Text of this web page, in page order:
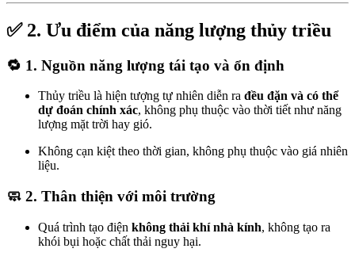
✅ 2. Ưu điểm của năng lượng thủy triều
🔁 1. Nguồn năng lượng tái tạo và ổn định
Thủy triều là hiện tượng tự nhiên diễn ra đều đặn và có thể
dự đoán chính xác, không phụ thuộc vào thời tiết như năng
lượng mặt trời hay gió.
Không cạn kiệt theo thời gian, không phụ thuộc vào giá nhiên
liệu.
🧼 2. Thân thiện với môi trường
Quá trình tạo điện không thải khí nhà kính, không tạo ra
khói bụi hoặc chất thải nguy hại.